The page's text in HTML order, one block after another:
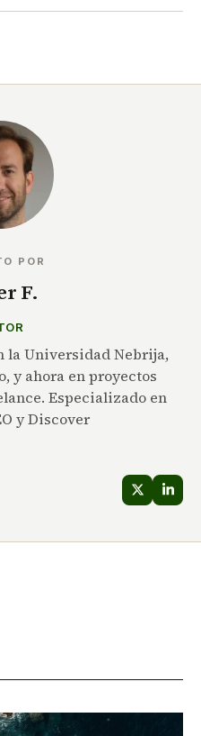
POR
F.
la Universidad Nebrija,
y ahora en proyectos
Especializado en
y Discover